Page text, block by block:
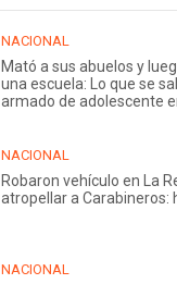
NACIONAL
Mató a sus abuelos y
una escuela: Lo que se
armado de adolescente
NACIONAL
Robaron vehículo en La
atropellar a Carabineros:
NACIONAL